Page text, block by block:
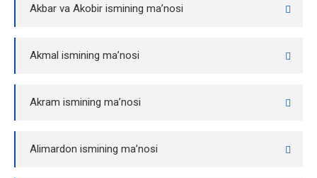
Akbar va Akobir ismining ma’nosi
Akmal ismining ma’nosi
Akram ismining ma’nosi
Alimardon ismining ma’nosi